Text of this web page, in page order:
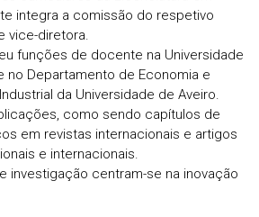
integra a comissão do respetivo
vice-diretora.
funções de docente na Universidade
no Departamento de Economia e
da Universidade de Aveiro.
como sendo capítulos de
em revistas internacionais e artigos
e internacionais.
investigação centram-se na inovação